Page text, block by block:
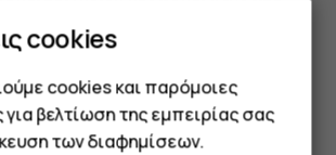
μπορούν να ανακτηθούν είτε ως
cookies
cookies και παρόμοιες
για βελτίωση της εμπειρίας σας
των διαφημίσεων.